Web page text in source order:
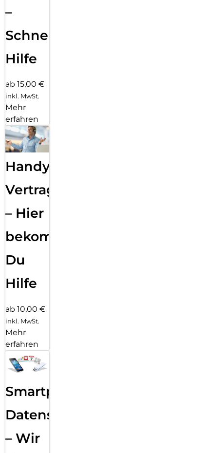
–
Schnelle
Hilfe
ab 15,00 €
inkl. MwSt.
Mehr
erfahren
Handy
Vertragsabwicklung
– Hier
bekommst
Du
Hilfe
ab 10,00 €
inkl. MwSt.
Mehr
erfahren
Smartphone
Datensicherung
– Wir